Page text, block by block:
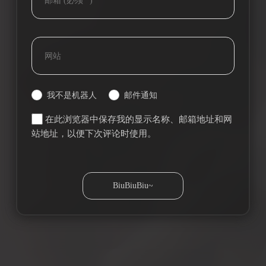
我不是机器人 邮件通知
在此浏览器中保存我的显示名称、邮箱地址和网
站地址，以便下次评论时使用。